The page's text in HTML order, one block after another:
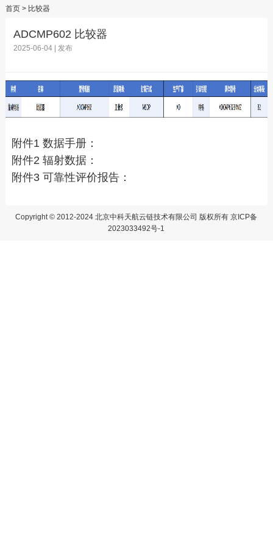
首页> 比较器
ADCMP602 比较器
2025-06-04 | 发布
附件1 数据手册：
附件2 辐射数据：
附件3 可靠性评价报告：
Copyright © 2012-2024 北京中科天航云链技术有限公司 版权所有 京ICP备
2023033492号-1